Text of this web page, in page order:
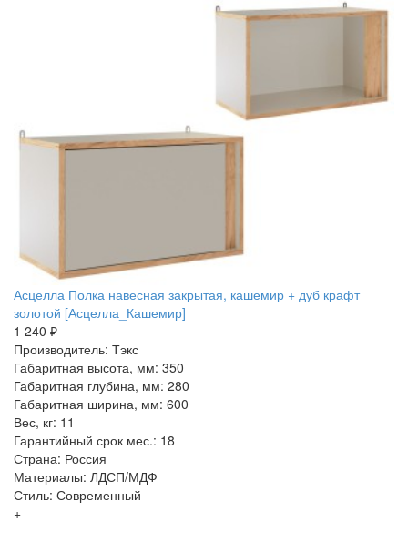
Асцелла Полка навесная закрытая, кашемир + дуб крафт
золотой [Асцелла_Кашемир]
1 240 ₽
Производитель: Тэкс
Габаритная высота, мм: 350
Габаритная глубина, мм: 280
Габаритная ширина, мм: 600
Вес, кг: 11
Гарантийный срок мес.: 18
Страна: Россия
Материалы: ЛДСП/МДФ
Стиль: Современный
+